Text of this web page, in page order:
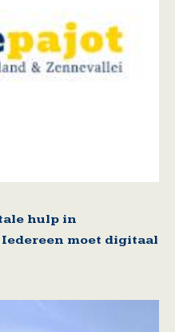
hulp in
moet digitaal